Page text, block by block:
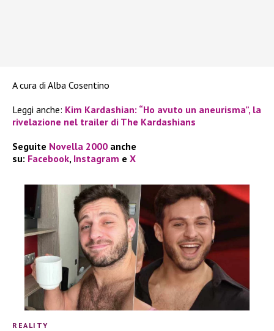
A cura di Alba Cosentino
Leggi anche: Kim Kardashian: “Ho avuto un aneurisma”, la
rivelazione nel trailer di The Kardashians
Seguite Novella 2000 anche
su: Facebook, Instagram e X
REALITY